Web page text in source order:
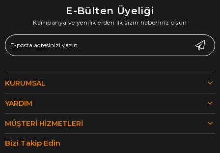
E-Bülten Üyeliği
Kampanya ve yeniliklerden ilk sizin haberiniz olsun
KURUMSAL
YARDIM
MÜŞTERI HIZMETLERI
Bizi Takip Edin